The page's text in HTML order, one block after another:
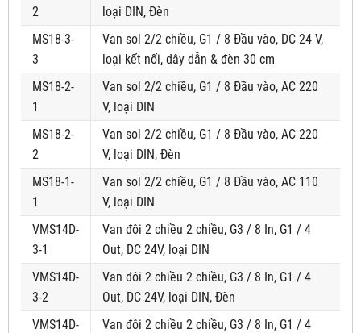
2
loại DIN, Đèn
MS18-3-
3
Van sol 2/2 chiều, G1 / 8 Đầu vào, DC 24 V,
loại kết nối, dây dẫn & đèn 30 cm
MS18-2-
1
Van sol 2/2 chiều, G1 / 8 Đầu vào, AC 220
V, loại DIN
MS18-2-
2
Van sol 2/2 chiều, G1 / 8 Đầu vào, AC 220
V, loại DIN, Đèn
MS18-1-
1
Van sol 2/2 chiều, G1 / 8 Đầu vào, AC 110
V, loại DIN
VMS14D-
3-1
Van đôi 2 chiều 2 chiều, G3 / 8 In, G1 / 4
Out, DC 24V, loại DIN
VMS14D-
3-2
Van đôi 2 chiều 2 chiều, G3 / 8 In, G1 / 4
Out, DC 24V, loại DIN, Đèn
VMS14D-
Van đôi 2 chiều 2 chiều, G3 / 8 In, G1 / 4